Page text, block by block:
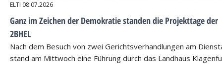
ELTI 08.07.2026
Ganz im Zeichen der Demokratie standen die Projekttage der
2BHEL
Nach dem Besuch von zwei Gerichtsverhandlungen am
stand am Mittwoch eine Führung durch das Landhaus